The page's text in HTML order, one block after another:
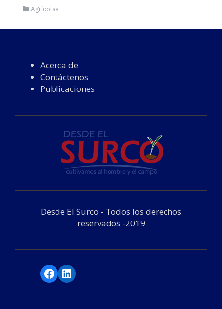
Agrícolas
Acerca de
Contáctenos
Publicaciones
Desde El Surco - Todos los derechos
reservados -2019
Facebook
LinkedIn